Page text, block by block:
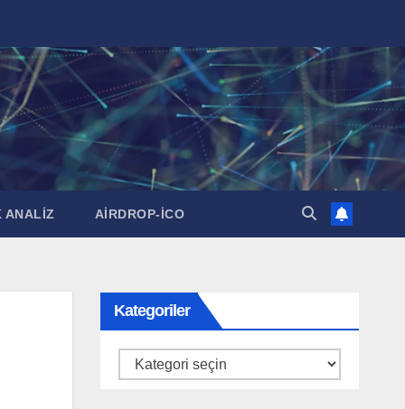
ANALİZ AİRDROP-İCO
Kategoriler
Kategoriler